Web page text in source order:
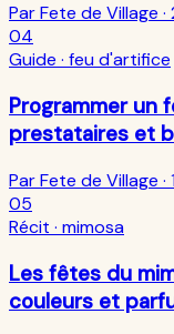
Par Fete de Village ·
04
Guide · feu d'artifice
Programmer un
prestataires et
Par Fete de Village ·
05
Récit · mimosa
Les fêtes du
couleurs et